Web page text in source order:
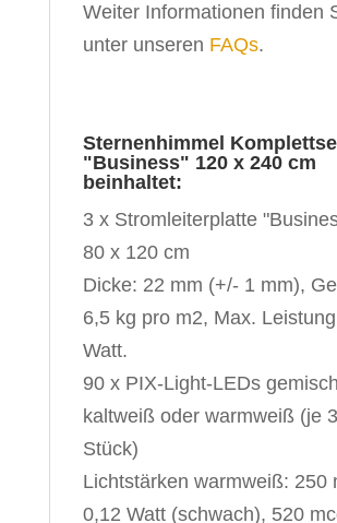
Weiter Informationen finden
unter unseren FAQs.
Sternenhimmel
"Business" 120 x 240 cm
beinhaltet:
3 x Stromleiterplatte
80 x 120 cm
Dicke: 22 mm (+/- 1 mm),
6,5 kg pro m2, Max.
Watt.
90 x PIX-Light-LEDs
kaltweiß oder warmweiß (je
Stück)
Lichtstärken warmweiß: 250
0,12 Watt (schwach), 520